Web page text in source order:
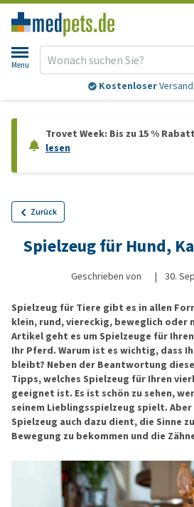
Menu
Kostenloser
Trovet Week: Bis zu 15 %
lesen
Zurück
Spielzeug für Hund,
Geschrieben von | 30.
Spielzeug für Tiere gibt es in allen
klein, rund, viereckig, beweglich oder
Artikel geht es um Spielzeuge für
Ihr Pferd. Warum ist es wichtig, dass
bleibt? Neben der Beantwortung
Tipps, welches Spielzeug für Ihren
geeignet ist. Es ist schön zu sehen,
seinem Lieblingsspielzeug spielt. Aber
Spielzeug auch dazu dient, die Sinne
Bewegung zu bekommen und die